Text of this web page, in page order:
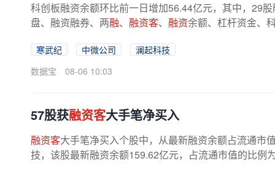
科创板融资余额环比前一日增加56.44亿元，其中，29
盘、融资融券、两融、 融资客、 融资余额、杠杆资金、
寒武纪 中微公司
澜起科技
数据宝
08-06 10:03
57股获融资客大手笔净买入
融资客大手笔净买入个股中，从最新融资余额占流通市
技，该股最新融资余额159.62亿元，占流通市值的比例